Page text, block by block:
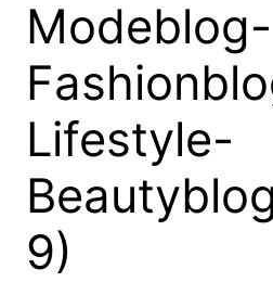
Modeblog-
Lifestyle-
9)